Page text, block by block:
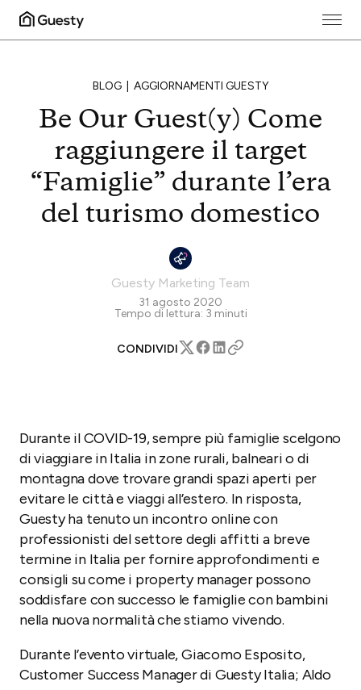
BLOG AGGIORNAMENTI GUESTY
Be Our Guest(y) Come
raggiungere il target
“Famiglie” durante l’era
del turismo domestico
Guesty Marketing Team
31 agosto 2020
Tempo di lettura: 3 minuti
CONDIVIDI
Durante il COVID-19, sempre più famiglie scelgono
di viaggiare in Italia in zone rurali, balneari o di
montagna dove trovare grandi spazi aperti per
evitare le città e viaggi all’estero. In risposta,
Guesty ha tenuto un incontro online con
professionisti del settore degli affitti a breve
termine in Italia per fornire approfondimenti e
consigli su come i property manager possono
soddisfare con successo le famiglie con bambini
nella nuova normalità che stiamo vivendo.
Durante l’evento virtuale, Giacomo Esposito,
Customer Success Manager di Guesty Italia; Aldo